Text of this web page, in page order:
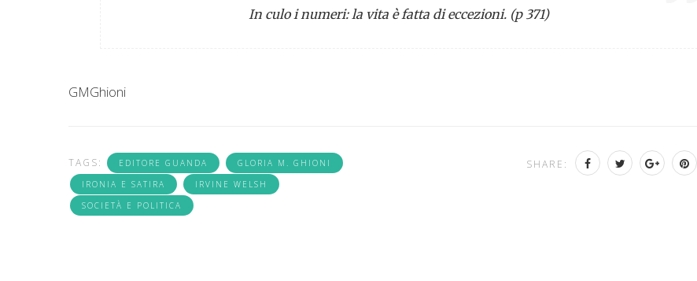
In culo i numeri: la vita è fatta di eccezioni. (p 371)
GMGhioni
TAGS: EDITORE GUANDA
GLORIA M. GHIONI
IRONIA E SATIRA
IRVINE WELSH
SOCIETÀ E POLITICA
SHARE: